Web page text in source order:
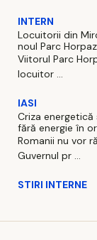
INTERN
Locuitorii din
noul Parc
Viitorul Parc
locuitor ...
IASI
Criza
fără energie în
Romanii nu vor
Guvernul pr ...
STIRI INTERNE